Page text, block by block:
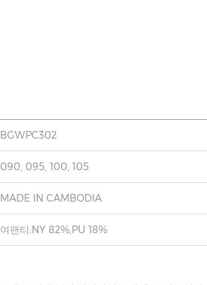
BGWPC302
090, 095, 100, 105
MADE IN CAMBODIA
여팬티:NY 82%,PU 18%